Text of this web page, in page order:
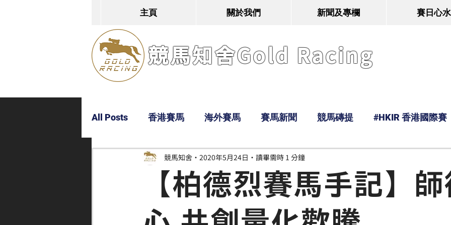
主頁 關於我們 新聞及專欄 賽日心水
競馬知舍Gold Racing
All Posts 香港賽馬 海外賽馬 賽馬新聞 競馬磚提 #HKIR 香港國際賽
Bobby 超仔 Tony 鹿
【柏德烈賽馬手記】
競馬知舍 2020年5月24日 讀畢需時 1 分鐘